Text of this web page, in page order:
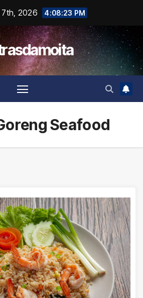
7th, 2026 4:08:24 PM
Seafood